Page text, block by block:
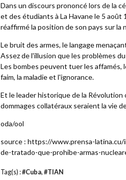
Dans un discours prononcé lors de la
et des étudiants à La Havane le 5 août
réaffirmé la position de son pays sur
Le bruit des armes, le langage
Assez de l'illusion que les problèmes
Les bombes peuvent tuer les affamés,
faim, la maladie et l'ignorance.
Et le leader historique de la Révolution
dommages collatéraux seraient la vie
oda/ool
source : https://www.prensa-
de-tratado-que-prohibe-armas-
Tag(s) :#Cuba, #TIAN